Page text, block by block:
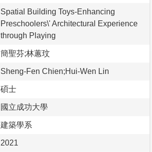
Spatial Building Toys-Enhancing
Preschoolers\' Architectural Experience
through Playing
簡聖芬;林蕙玟
Sheng-Fen Chien;Hui-Wen Lin
碩士
國立成功大學
建築學系
2021